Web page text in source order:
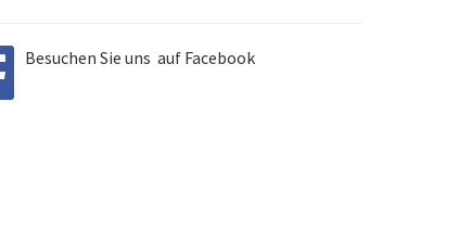
Besuchen Sie uns auf Facebook